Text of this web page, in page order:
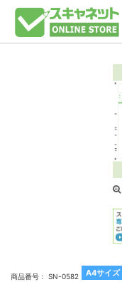
A4サイズ
商品番号： SN-0582